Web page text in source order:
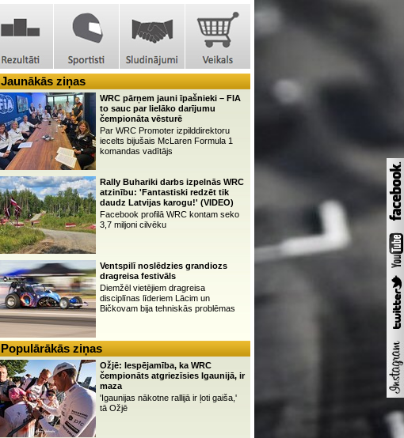
Jaunākās ziņas
WRC pārņem jauni īpašnieki – FIA
to sauc par lielāko darījumu
čempionāta vēsturē
Par WRC Promoter izpilddirektoru
iecelts bijušais McLaren Formula 1
komandas vadītājs
Rally Buhariki darbs izpelnās WRC
atzinību: 'Fantastiski redzēt tik
daudz Latvijas karogu!' (VIDEO)
Facebook profilā WRC kontam seko
3,7 miljoni cilvēku
Ventspilī noslēdzies grandiozs
dragreisa festivāls
Diemžēl vietējiem dragreisa
disciplīnas līderiem Lācim un
Bičkovam bija tehniskās problēmas
Populārākās ziņas
Ožjē: Iespējamība, ka WRC
čempionāts atgriezīsies Igaunijā, ir
maza
'Igaunijas nākotne rallijā ir ļoti gaiša,'
tā Ožjē